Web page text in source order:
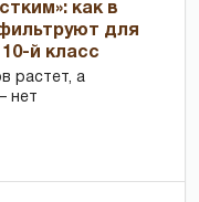
как в
для
й класс
растет, а
нет